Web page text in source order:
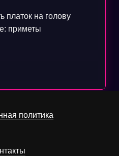
платок на голову
приметы
политика